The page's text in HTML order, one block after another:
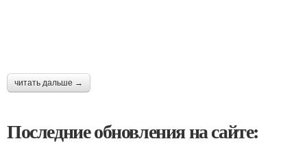
читать дальше →
Последние обновления на сайте: